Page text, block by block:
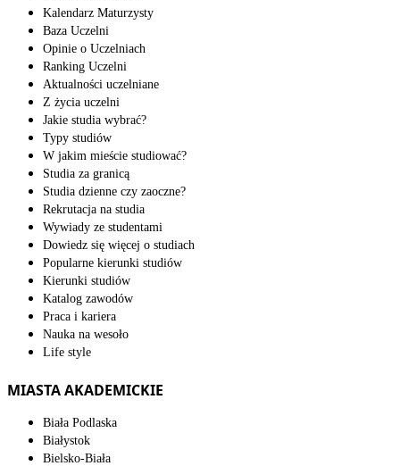
Kalendarz Maturzysty
Baza Uczelni
Opinie o Uczelniach
Ranking Uczelni
Aktualności uczelniane
Z życia uczelni
Jakie studia wybrać?
Typy studiów
W jakim mieście studiować?
Studia za granicą
Studia dzienne czy zaoczne?
Rekrutacja na studia
Wywiady ze studentami
Dowiedz się więcej o studiach
Popularne kierunki studiów
Kierunki studiów
Katalog zawodów
Praca i kariera
Nauka na wesoło
Life style
MIASTA AKADEMICKIE
Biała Podlaska
Białystok
Bielsko-Biała